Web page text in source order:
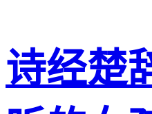
诗经楚